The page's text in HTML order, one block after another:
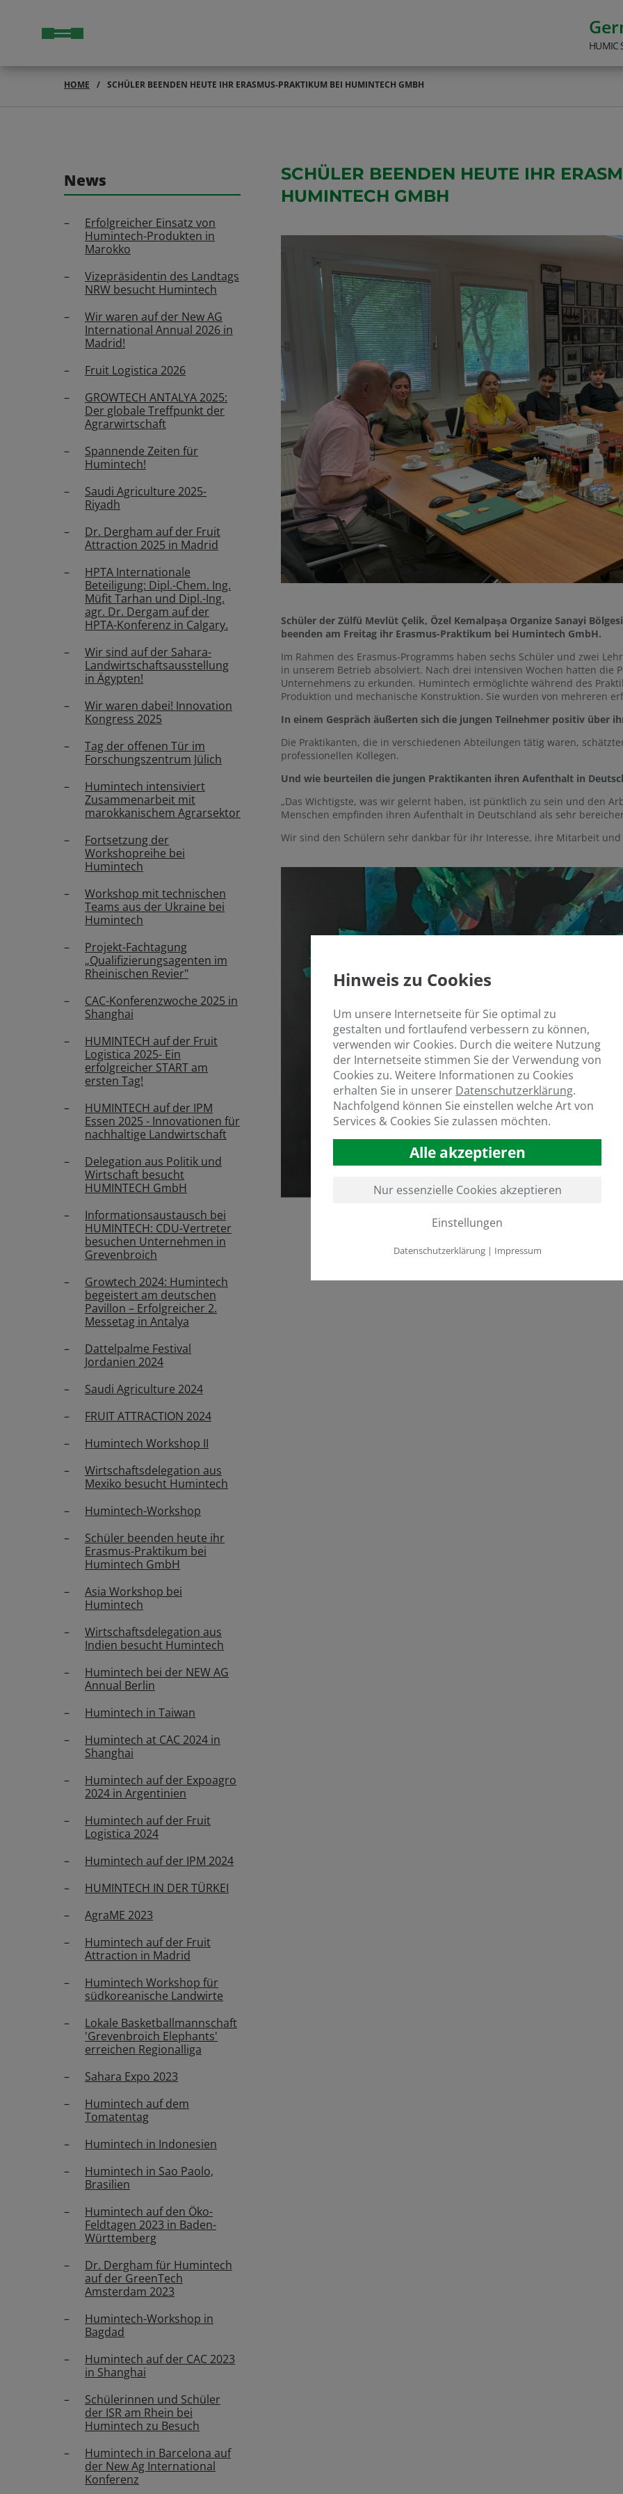
HUMIC
HOME SCHÜLER BEENDEN HEUTE IHR ERASMUS-PRAKTIKUM BEI HUMINTECH GMBH
News
Erfolgreicher Einsatz von
Humintech-Produkten in
Marokko
Vizepräsidentin des Landtags
NRW besucht Humintech
Wir waren auf der New AG
International Annual 2026 in
Madrid!
Fruit Logistica 2026
GROWTECH ANTALYA 2025:
Der globale Treffpunkt der
Agrarwirtschaft
Spannende Zeiten für
Humintech!
Saudi Agriculture 2025-
Riyadh
Dr. Dergham auf der Fruit
Attraction 2025 in Madrid
HPTA Internationale
Beteiligung: Dipl.-Chem. Ing.
Müfit Tarhan und Dipl.-Ing.
agr. Dr. Dergam auf der
HPTA-Konferenz in Calgary.
Wir sind auf der Sahara-
Landwirtschaftsausstellung
in Ägypten!
Wir waren dabei! Innovation
Kongress 2025
Tag der offenen Tür im
Forschungszentrum Jülich
Humintech intensiviert
Zusammenarbeit mit
marokkanischem Agrarsektor
Fortsetzung der
Workshopreihe bei
Humintech
Workshop mit technischen
Teams aus der Ukraine bei
Humintech
Projekt-Fachtagung
„Qualifizierungsagenten im
Rheinischen Revier"
CAC-Konferenzwoche 2025 in
Shanghai
HUMINTECH auf der Fruit
Logistica 2025- Ein
erfolgreicher START am
ersten Tag!
HUMINTECH auf der IPM
Essen 2025 - Innovationen für
nachhaltige Landwirtschaft
Delegation aus Politik und
Wirtschaft besucht
HUMINTECH GmbH
Informationsaustausch bei
HUMINTECH: CDU-Vertreter
besuchen Unternehmen in
Grevenbroich
Growtech 2024: Humintech
begeistert am deutschen
Pavillon – Erfolgreicher 2.
Messetag in Antalya
Dattelpalme Festival
Jordanien 2024
Saudi Agriculture 2024
FRUIT ATTRACTION 2024
Humintech Workshop II
Wirtschaftsdelegation aus
Mexiko besucht Humintech
Humintech-Workshop
Schüler beenden heute ihr
Erasmus-Praktikum bei
Humintech GmbH
Asia Workshop bei
Humintech
Wirtschaftsdelegation aus
Indien besucht Humintech
Humintech bei der NEW AG
Annual Berlin
Humintech in Taiwan
Humintech at CAC 2024 in
Shanghai
Humintech auf der Expoagro
2024 in Argentinien
Humintech auf der Fruit
Logistica 2024
Humintech auf der IPM 2024
HUMINTECH IN DER TÜRKEI
AgraME 2023
Humintech auf der Fruit
Attraction in Madrid
Humintech Workshop für
südkoreanische Landwirte
Lokale Basketballmannschaft
'Grevenbroich Elephants'
erreichen Regionalliga
Sahara Expo 2023
Humintech auf dem
Tomatentag
Humintech in Indonesien
Humintech in Sao Paolo,
Brasilien
Humintech auf den Öko-
Feldtagen 2023 in Baden-
Württemberg
Dr. Dergham für Humintech
auf der GreenTech
Amsterdam 2023
Humintech-Workshop in
Bagdad
Humintech auf der CAC 2023
in Shanghai
Schülerinnen und Schüler
der ISR am Rhein bei
Humintech zu Besuch
Humintech in Barcelona auf
der New Ag International
Konferenz
SCHÜLER BEENDEN HEUTE IHR
HUMINTECH GMBH
Schüler der Zülfü Mevlüt Çelik, Özel Kemalpaşa Organize Sanayi
beenden am Freitag ihr Erasmus-Praktikum bei Humintech GmbH.
Im Rahmen des Erasmus-Programms haben sechs Schüler und zwei
in unserem Betrieb absolviert. Nach drei intensiven Wochen hatten die
Unternehmens zu erkunden. Humintech ermöglichte während des
Produktion und mechanische Konstruktion. Sie wurden von mehreren
In einem Gespräch äußerten sich die jungen Teilnehmer positiv über
Die Praktikanten, die in verschiedenen Abteilungen tätig waren,
professionellen Kollegen.
Und wie beurteilen die jungen Praktikanten ihren Aufenthalt in
„Das Wichtigste, was wir gelernt haben, ist pünktlich zu sein und den
Menschen empfinden ihren Aufenthalt in Deutschland als sehr
Wir sind den Schülern sehr dankbar für ihr Interesse, ihre Mitarbeit
Hinweis zu Cookies
Um unsere Internetseite für Sie optimal zu
gestalten und fortlaufend verbessern zu können,
verwenden wir Cookies. Durch die weitere Nutzung
der Internetseite stimmen Sie der Verwendung von
Cookies zu. Weitere Informationen zu Cookies
erhalten Sie in unserer Datenschutzerklärung.
Nachfolgend können Sie einstellen welche Art von
Services & Cookies Sie zulassen möchten.
Alle akzeptieren
Nur essenzielle Cookies akzeptieren
Einstellungen
Datenschutzerklärung| Impressum